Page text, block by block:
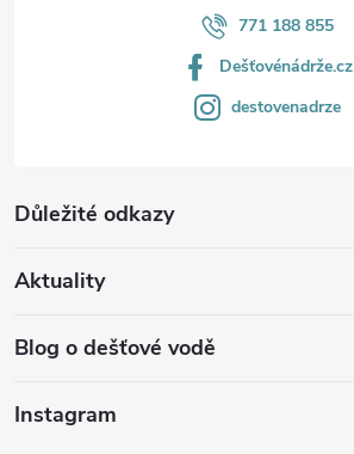
Důležité odkazy
Aktuality
Blog o dešťové vodě
771 188 855
Dešťovénádrže.cz
destovenadrze
Instagram